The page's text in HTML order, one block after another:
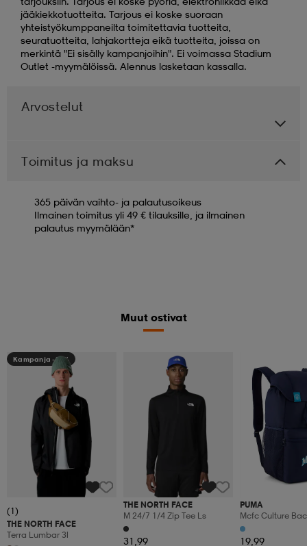
jääkiekkotuotteita. Tarjous ei koske suoraan
yhteistyökumppaneilta toimitettavia tuotteita,
seuratuotteita, lahjakortteja eikä tuotteita, joissa on
merkintä "Ei sisälly kampanjoihin". Ei voimassa Stadium
Outlet -myymälöissä. Alennus lasketaan kassalla.
Arvostelut
Toimitus ja maksu
365 päivän vaihto- ja palautusoikeus
Ilmainen toimitus yli 49 € tilauksille, ja ilmainen
palautus myymälään*
Muut ostivat
Kampanja -25%
(1)
THE NORTH FACE
Terra Lumbar 3l
THE NORTH FACE
M 24/7 1/4 Zip Tee Ls
31,99
PUMA
Mcfc Culture
19,99